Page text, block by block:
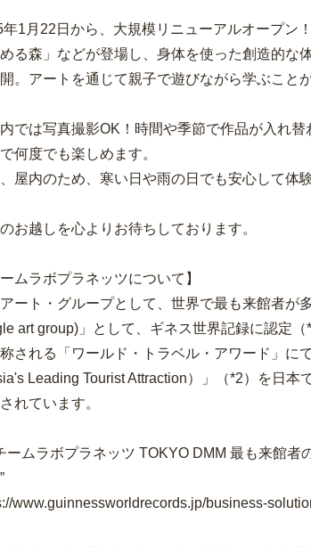
年1月22日から、大規模リニューアルオープン
る森」などが登場し、身体を使った創造的な
。アートを通じて親子で遊びながら学ぶこと
では写真撮影OK！時間や季節で作品が入れ
何度でも楽しめます。
屋内のため、寒い日や雨の日でも安心して体
お越しを心よりお待ちしております。
ームラボプラネッツについて】
ート・グループとして、世界で最も来館者が
art group)」として、ギネス世界記録に認定
される「ワールド・トラベル・アワード」に
Leading Tourist Attraction）」（*2）を日本
れています。
ームラボプラネッツ TOKYO DMM 最も来館者
www.guinnessworldrecords.jp/business-